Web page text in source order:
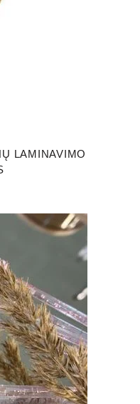
LAMINAVIMO